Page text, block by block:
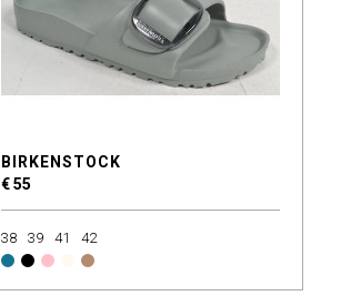
BIRKENSTOCK
€ 55
38 39 41 42